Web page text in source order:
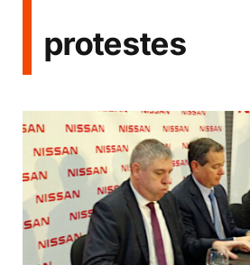
protestes